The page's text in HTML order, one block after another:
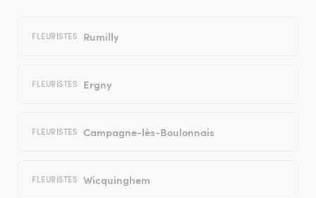
FLEURISTES Rumilly
FLEURISTES Ergny
FLEURISTES Campagne-lès-Boulonnais
FLEURISTES Wicquinghem